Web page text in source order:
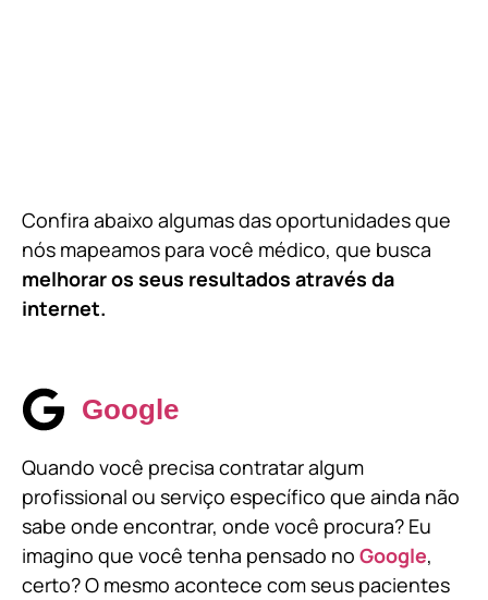
Confira abaixo algumas das oportunidades que
nós mapeamos para você médico, que busca
melhorar os seus resultados através da
internet.
Google
Quando você precisa contratar algum
profissional ou serviço específico que ainda não
sabe onde encontrar, onde você procura? Eu
imagino que você tenha pensado no Google,
certo? O mesmo acontece com seus pacientes